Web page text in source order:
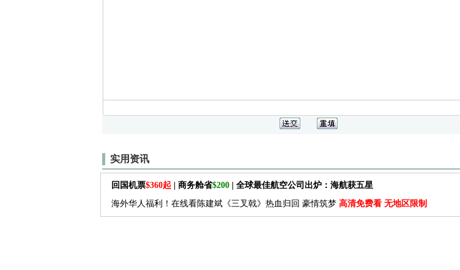
实用资讯
回国机票$360起 | 商务舱省$200| 全球最佳航空公司出炉：海航获五星
海外华人福利！在线看陈建斌《三叉戟》热血归回 豪情筑梦 高清免费看 无地区限制